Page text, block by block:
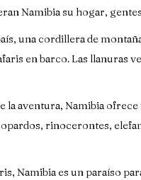
Namibia su hogar,
una cordillera de
en barco. Las llanuras
la aventura, Namibia
rinocerontes,
Namibia es un paraíso